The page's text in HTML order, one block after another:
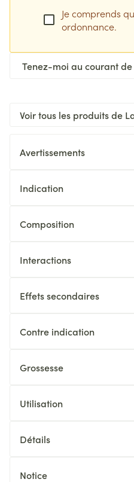
Je comprends
ordonnance.
Tenez-moi au courant
Voir tous les produits de
Avertissements
Indication
Composition
Interactions
Effets secondaires
Contre indication
Grossesse
Utilisation
Détails
Notice